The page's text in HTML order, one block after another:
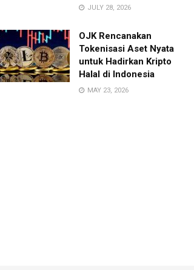
JULY 28, 2026
OJK Rencanakan
Tokenisasi Aset Nyata
untuk Hadirkan Kripto
Halal di Indonesia
MAY 23, 2026